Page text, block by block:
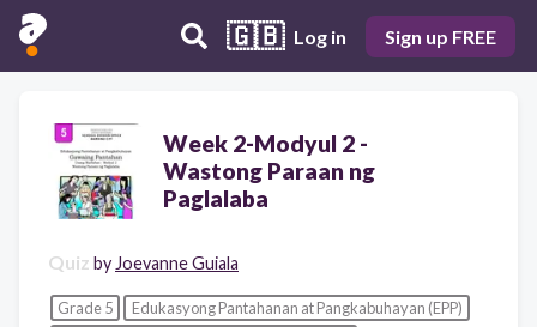
🇬🇧 Log in Sign up FREE
Week 2-Modyul 2 -
Wastong Paraan ng
Paglalaba
Quiz by Joevanne Guiala
Grade 5
Edukasyong Pantahanan at Pangkabuhayan (EPP)